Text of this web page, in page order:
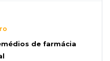
de farmácia